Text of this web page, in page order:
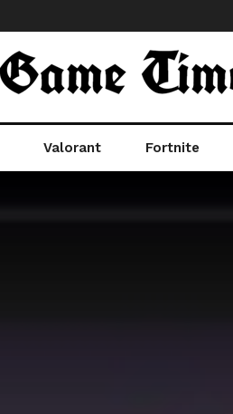
Valorant Fortnite